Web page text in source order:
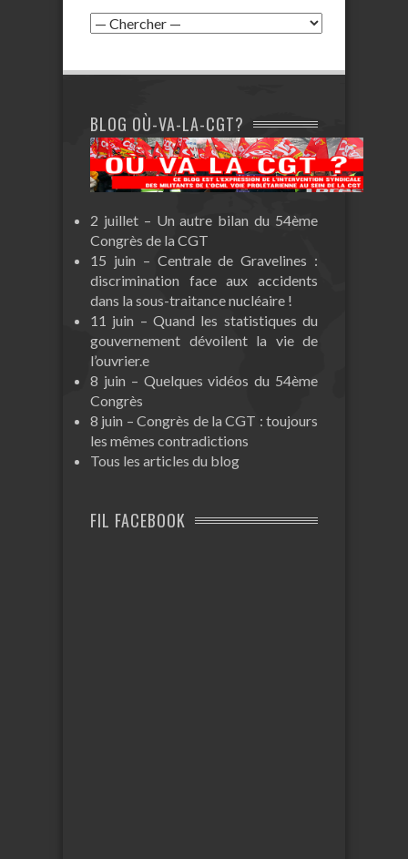
BLOG OÙ-VA-LA-CGT?
2 juillet – Un autre bilan du 54ème
Congrès de la CGT
15 juin – Centrale de Gravelines :
discrimination face aux accidents
dans la sous-traitance nucléaire !
11 juin – Quand les statistiques du
gouvernement dévoilent la vie de
l’ouvrier.e
8 juin – Quelques vidéos du 54ème
Congrès
8 juin – Congrès de la CGT : toujours
les mêmes contradictions
Tous les articles du blog
FIL FACEBOOK